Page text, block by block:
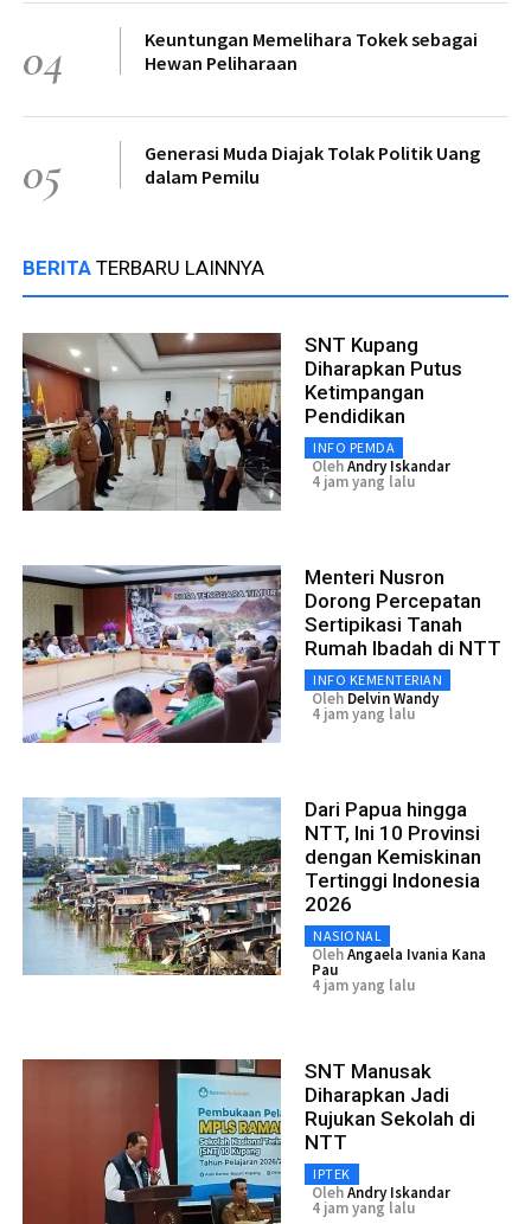
04
Keuntungan Memelihara Tokek sebagai
Hewan Peliharaan
05
Generasi Muda Diajak Tolak Politik Uang
dalam Pemilu
BERITA TERBARU LAINNYA
SNT Kupang
Diharapkan Putus
Ketimpangan
Pendidikan
INFO PEMDA
OlehAndry Iskandar
4 jam yang lalu
Menteri Nusron
Dorong Percepatan
Sertipikasi Tanah
Rumah Ibadah di NTT
INFO KEMENTERIAN
Oleh Delvin Wandy
4 jam yang lalu
Dari Papua hingga
NTT, Ini 10 Provinsi
dengan Kemiskinan
Tertinggi Indonesia
2026
NASIONAL
OlehAngaela Ivania Kana
Pau
4 jam yang lalu
SNT Manusak
Diharapkan Jadi
Rujukan Sekolah di
NTT
IPTEK
OlehAndry Iskandar
4 jam yang lalu